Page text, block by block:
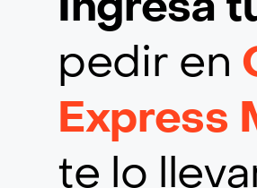
pedir en
Express
te lo